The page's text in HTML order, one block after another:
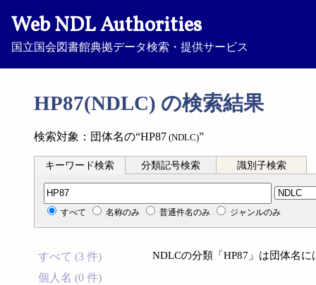
Web NDL Authorities
国立国会図書館典拠データ検索・提供サービス
HP87(NDLC) の検索結果
検索対象：団体名の“HP87 (NDLC)”
キーワード検索 分類記号検索 識別子検索
分類記号検索
すべて 名称のみ 普通件名のみ ジャンルのみ
すべて (3 件)
個人名 (0 件)
NDLCの分類「HP87」は団体名